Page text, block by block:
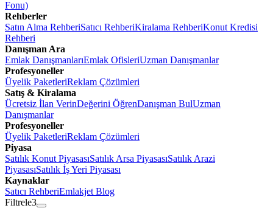
Fonu)
Rehberler
Satın Alma RehberiSatıcı RehberiKiralama RehberiKonut Kredisi
Rehberi
Danışman Ara
Emlak DanışmanlarıEmlak OfisleriUzman Danışmanlar
Profesyoneller
Üyelik PaketleriReklam Çözümleri
Satış & Kiralama
Ücretsiz İlan VerinDeğerini ÖğrenDanışman BulUzman
Danışmanlar
Profesyoneller
Üyelik PaketleriReklam Çözümleri
Piyasa
Satılık Konut PiyasasıSatılık Arsa PiyasasıSatılık Arazi
PiyasasıSatılık İş Yeri Piyasası
Kaynaklar
Satıcı RehberiEmlakjet Blog
Filtrele3